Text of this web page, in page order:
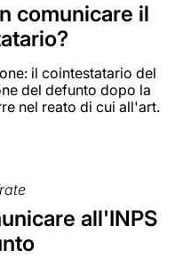
comunicare il
il cointestatario del
del defunto dopo la
nel reato di cui all'art.
all'INPS